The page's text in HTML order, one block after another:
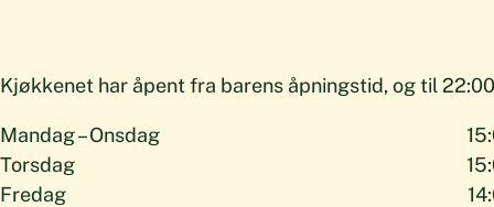
Kjøkkenet har åpent fra barens åpningstid, og til
Mandag – Onsdag
Torsdag
Fredag